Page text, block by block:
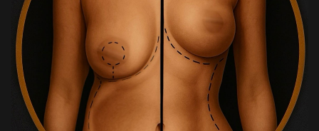
Meme Büyütme
Meme Küçültme (Mammoplasti) Cerrahisi
Protezli Meme Dikleştirme
Karın Germe (Abdominoplasti)
Brazilian Butt Lift (BBL)